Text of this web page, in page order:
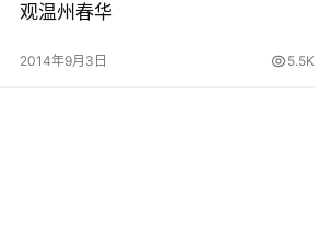
观温州春华
2014年9月3日 5.5K